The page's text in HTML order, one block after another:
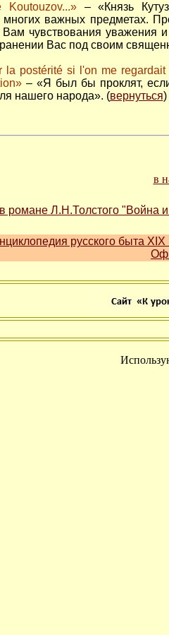
– «Князь
важных предметах.
Вам чувствования
Вас под своим
la postérité si l'on me
– «Я был бы проклят,
нашего народа». (вернуться)
в
романе Л.Н.Толстого "Война
русского быта